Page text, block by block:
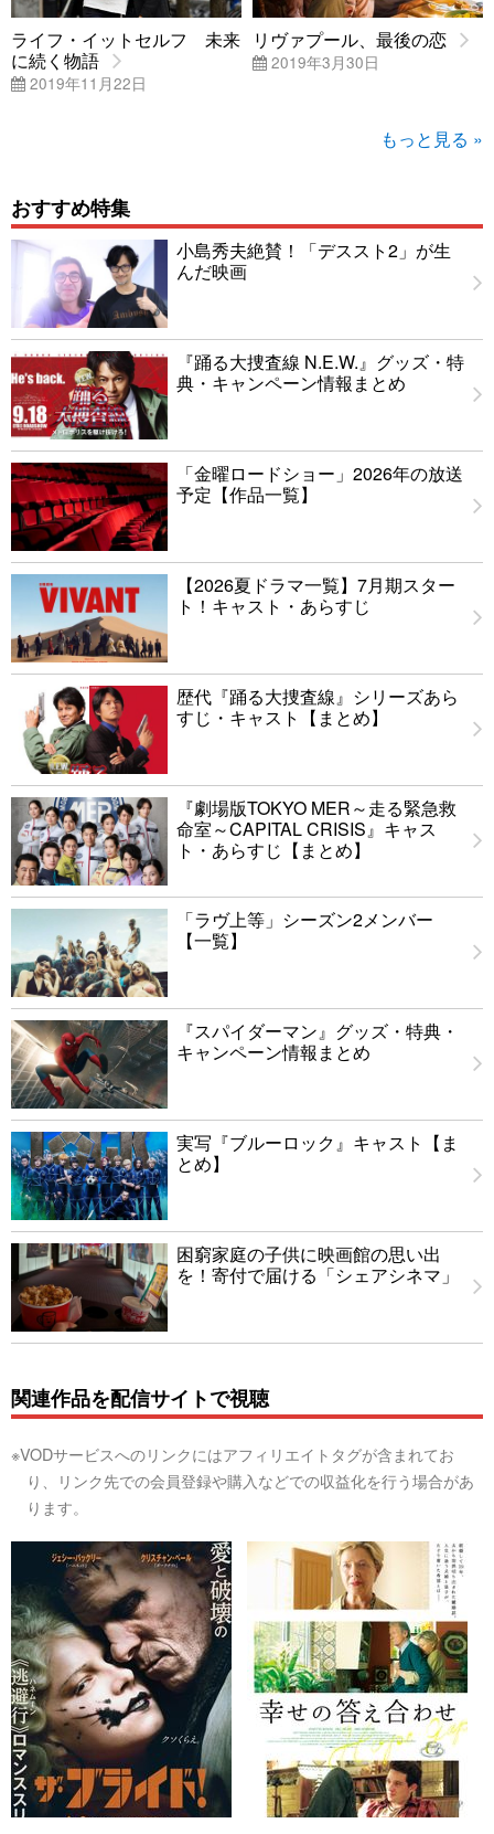
ライフ・イットセルフ 未来
に続く物語
2019年11月22日
リヴァプール、最後の恋
2019年3月30日
もっと見る »
おすすめ特集
小島秀夫絶賛！「デススト2」が生
んだ映画
『踊る大捜査線 N.E.W.』グッズ・特
典・キャンペーン情報まとめ
「金曜ロードショー」2026年の放送
予定【作品一覧】
【2026夏ドラマ一覧】7月期スター
ト！キャスト・あらすじ
歴代『踊る大捜査線』シリーズあら
すじ・キャスト【まとめ】
『劇場版TOKYO MER～走る緊急救
命室～CAPITAL CRISIS』キャス
ト・あらすじ【まとめ】
「ラヴ上等」シーズン2メンバー
【一覧】
『スパイダーマン』グッズ・特典・
キャンペーン情報まとめ
実写『ブルーロック』キャスト【ま
とめ】
困窮家庭の子供に映画館の思い出
を！寄付で届ける「シェアシネマ」
関連作品を配信サイトで視聴
※VODサービスへのリンクにはアフィリエイトタグが含まれてお
り、リンク先での会員登録や購入などでの収益化を行う場合があ
ります。